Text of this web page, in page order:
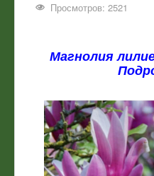
Просмотров: 2521
Магнолия